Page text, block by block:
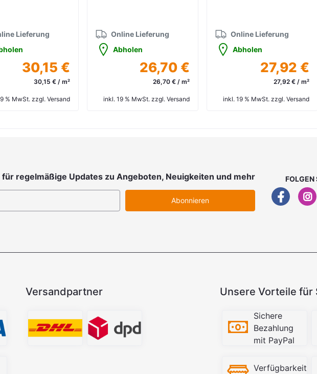
Lieferung
30,15 €
30,15 € / m²
% MwSt. zzgl. Versand
Online Lieferung
Abholen
26,70 €
26,70 € / m²
inkl. 19 % MwSt. zzgl. Versand
Online Lieferung
Abholen
27,92 €
27,92 € / m²
inkl. 19 % MwSt. zzgl. Versand
regelmäßige Updates zu Angeboten, Neuigkeiten und mehr
Abonnieren
FOLGEN
Versandpartner Unsere Vorteile für
Sichere
Bezahlung
mit PayPal
Verfügbarkeit